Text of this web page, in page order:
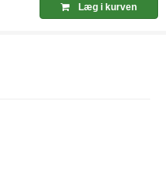
Læg i kurven